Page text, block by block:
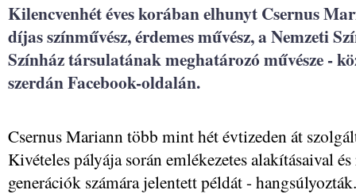
Kilencvenhét éves korában elhunyt Csernus
díjas színművész, érdemes művész, a Nemzeti
Színház társulatának meghatározó művésze -
szerdán Facebook-oldalán.
Csernus Mariann több mint hét évtizeden át
Kivételes pályája során emlékezetes alakításaival
generációk számára jelentett példát - hangsúlyozták.